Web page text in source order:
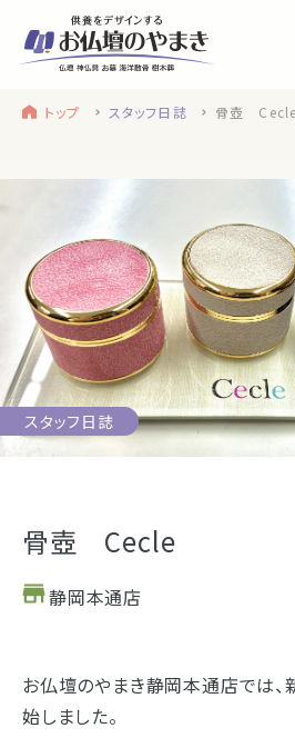
お近くのお店を探す
浜松店
営業日時
サイトメニュー
トップ
やまきについて
service
静岡のお盆
盆提灯・初盆で使う品・その他お盆
main service
お仏壇
お墓
トップ スタッフ日誌 骨壺 Cecle
スタッフ日誌
骨壺 Cecle
静岡本通店
お仏壇のやまき静岡本通店では
始しました。